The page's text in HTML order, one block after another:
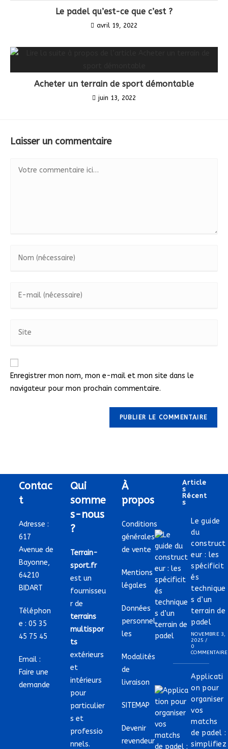
Le padel qu’est-ce que c’est ?
avril 19, 2022
Acheter un terrain de sport démontable
juin 13, 2022
Laisser un commentaire
Enregistrer mon nom, mon e-mail et mon site dans le
navigateur pour mon prochain commentaire.
Contac
t
Adresse :
617
Avenue de
Bayonne,
64210
BIDART
Téléphon
e :05 35
45 75 45
Email :
Faire une
demande
Qui
somme
s-nous
?
Terrain-
sport.fr
est un
fournisseu
r de
terrains
multispor
ts
extérieurs
et
intérieurs
pour
particulier
s et
professio
nnels.
À
propos
Conditions
générales
de vente
Mentions
légales
Données
personnel
les
Modalités
de
livraison
SITEMAP
Devenir
revendeur
Article
S
Récent
S
Le guide
du
construct
eur : les
spécificit
és
technique
s d’un
terrain de
padel
NOVEMBRE 3,
2025 /
0
COMMENTAIRE
Applicati
on pour
organiser
vos
matchs
de padel :
simplifiez